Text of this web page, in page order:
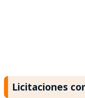
Licitaciones